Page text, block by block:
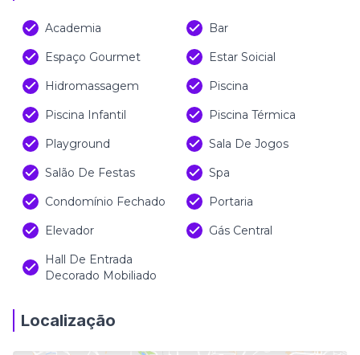
Academia
Bar
Espaço Gourmet
Estar Soicial
Hidromassagem
Piscina
Piscina Infantil
Piscina Térmica
Playground
Sala De Jogos
Salão De Festas
Spa
Condomínio Fechado
Portaria
Elevador
Gás Central
Hall De Entrada
Decorado Mobiliado
Localização